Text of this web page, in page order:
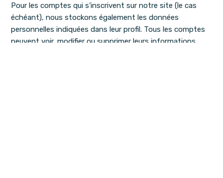
Pour les comptes qui s’inscrivent sur notre site (le cas
échéant), nous stockons également les données
personnelles indiquées dans leur profil. Tous les comptes
peuvent voir, modifier ou supprimer leurs informations